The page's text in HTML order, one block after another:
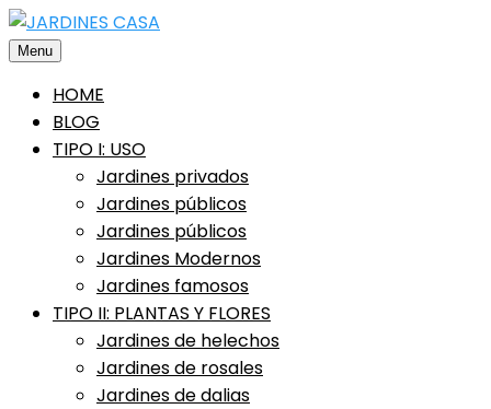
Saltar
alMenu
HOME
BLOG
TIPO I: USO
Jardines privados
Jardines públicos
Jardines públicos
Jardines Modernos
Jardines famosos
TIPO II: PLANTAS Y FLORES
Jardines de helechos
Jardines de rosales
Jardines de dalias